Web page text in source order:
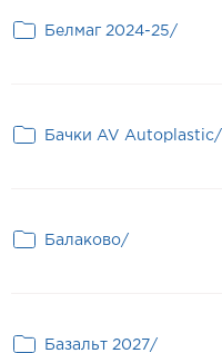
Белмаг 2024-25/
Бачки AV Autoplastic/
Балаково/
Базальт 2027/